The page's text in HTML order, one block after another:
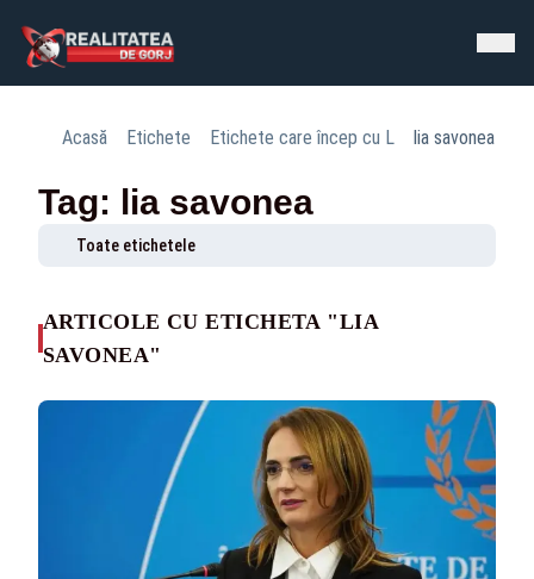
Acasă Etichete Etichete care încep cu L lia savonea
Tag: lia savonea
Toate etichetele
ARTICOLE CU ETICHETA "LIA
SAVONEA"